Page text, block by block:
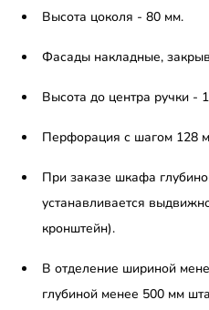
Высота цоколя - 80 мм.
Фасады накладные,
Высота до центра ручки -
Перфорация с шагом 128
При заказе шкафа
устанавливается
кронштейн).
В отделение шириной
глубиной менее 500 мм